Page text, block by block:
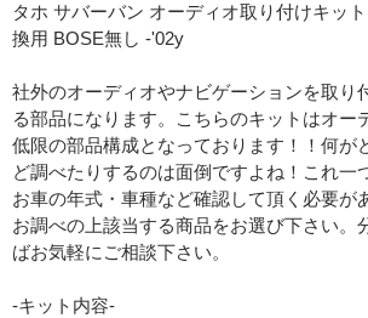
タホ サバーバン オーディオ取り付けキッ
換用 BOSE無し -'02y
社外のオーディオやナビゲーションを取り
る部品になります。こちらのキットはオー
低限の部品構成となっております！！何が
ど調べたりするのは面倒ですよね！これ一
お車の年式・車種など確認して頂く必要が
お調べの上該当する商品をお選び下さい。
ばお気軽にご相談下さい。
-キット内容-